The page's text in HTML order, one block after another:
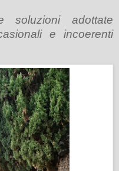
soluzioni adottate
e incoerenti